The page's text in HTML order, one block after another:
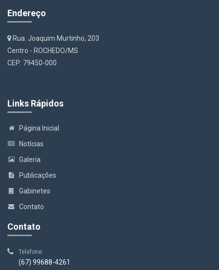
Endereço
Rua. Joaquim Murtinho, 203
Centro - ROCHEDO/MS
CEP: 79450-000
Links Rápidos
Página Inicial
Notícias
Galeria
Publicações
Gabinetes
Contato
Contato
Telefone:
(67) 99688-4261